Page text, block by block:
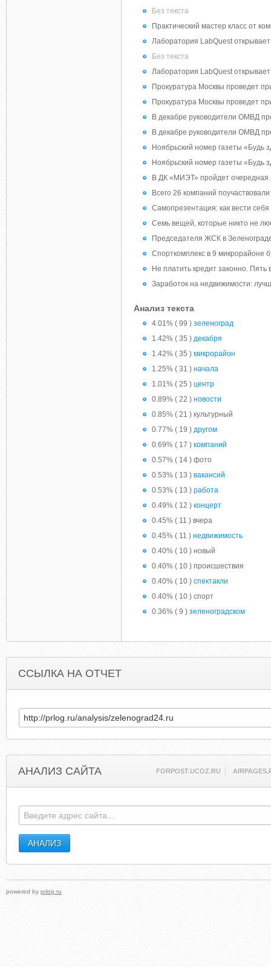
Без текста
Практический мастер класс от
Лаборатория LabQuest
Без текста
Лаборатория LabQuest
Прокуратура Москвы проведет
Прокуратура Москвы проведет
В декабре руководители ОМВД
В декабре руководители ОМВД
Ноябрьский номер газеты «Будь
Ноябрьский номер газеты «Будь
В ДК «МИЭТ» пройдет очередная
Всего 26 компаний
Самопрезентация: как вести
Семь вещей, которые никто не
Председателя ЖСК в
Спорткомплекс в 9 микрорайоне
Не платить кредит законно.
Заработок на недвижимости:
Анализ текста
4.01% ( 99 ) зеленоград
1.42% ( 35 ) декабря
1.42% ( 35 ) микрорайон
1.25% ( 31 ) начала
1.01% ( 25 ) центр
0.89% ( 22 ) новости
0.85% ( 21 ) культурный
0.77% ( 19 ) другом
0.69% ( 17 ) компаний
0.57% ( 14 ) фото
0.53% ( 13 ) вакансий
0.53% ( 13 ) работа
0.49% ( 12 ) концерт
0.45% ( 11 ) вчера
0.45% ( 11 ) недвижимость
0.40% ( 10 ) новый
0.40% ( 10 ) происшествия
0.40% ( 10 ) спектакли
0.40% ( 10 ) спорт
0.36% ( 9 ) зеленоградском
ССЫЛКА НА ОТЧЕТ
АНАЛИЗ САЙТА FORPOST.UCOZ.RU
powered by prlog.ru